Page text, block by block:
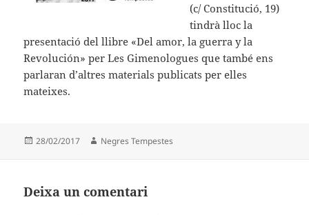
(c/ Constitució, 19)
tindrà lloc la
presentació del llibre «Del amor, la guerra y la
Revolución» per Les Gimenologues que també ens
parlaran d’altres materials publicats per elles
mateixes.
Publicat
28/02/2017 Autor
Negres Tempestes
Deixa un comentari